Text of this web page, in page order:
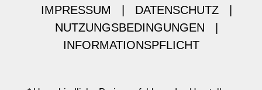
IMPRESSUM DATENSCHUTZ
NUTZUNGSBEDINGUNGEN
INFORMATIONSPFLICHT